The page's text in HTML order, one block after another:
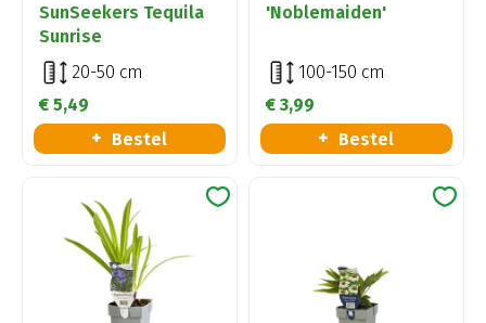
SunSeekers Tequila
Sunrise
20-50 cm
€ 5,49
Bestel
'Noblemaiden'
100-150 cm
€ 3,99
Bestel